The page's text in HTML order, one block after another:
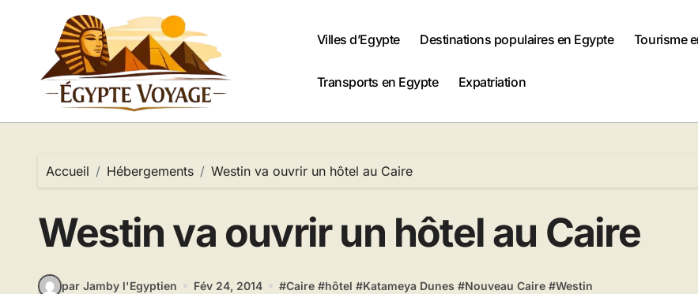
Villes d’Egypte Destinations populaires en Egypte Tourisme
Transports en Egypte Expatriation
Accueil Hébergements Westin va ouvrir un hôtel au Caire
Westin va ouvrir un hôtel au Caire
par Jamby l'Egyptien Fév 24, 2014 #Caire #hôtel #Katameya Dunes #Nouveau Caire #Westin